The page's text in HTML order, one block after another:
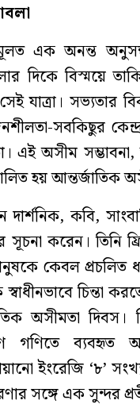
এক অনন্ত
দিকে বিস্ময়ে
যাত্রা। সভ্যতার
সবকিছুর
এই অসীম সম্ভাবনা,
হয় আন্তর্জাতিক
দার্শনিক, কবি,
করেন। তিনি
কেবল প্রচলিত
চিন্তা
অসীমতা দিবস।
গণিতে
ইংরেজি ‘৮’
সঙ্গে এক সুন্দর